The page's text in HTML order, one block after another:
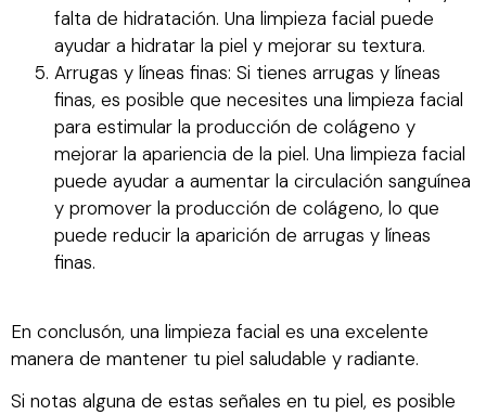
falta de hidratación. Una limpieza facial puede
ayudar a hidratar la piel y mejorar su textura.
Arrugas y líneas finas: Si tienes arrugas y líneas
finas, es posible que necesites una limpieza facial
para estimular la producción de colágeno y
mejorar la apariencia de la piel. Una limpieza facial
puede ayudar a aumentar la circulación sanguínea
y promover la producción de colágeno, lo que
puede reducir la aparición de arrugas y líneas
finas.
En conclusón, una limpieza facial es una excelente
manera de mantener tu piel saludable y radiante.
Si notas alguna de estas señales en tu piel, es posible